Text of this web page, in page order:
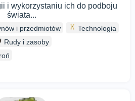
i wykorzystaniu ich do podboju
świata...
i przedmiotów
Technologia
Rudy i zasoby